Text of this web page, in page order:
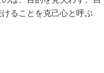
ることを克己心と呼ぶ